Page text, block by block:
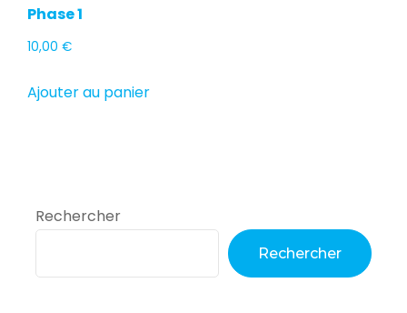
Phase 1
10,00 €
Ajouter au panier
Rechercher
Rechercher